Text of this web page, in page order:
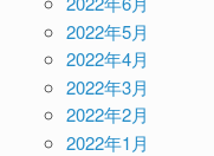
2022年5月
2022年4月
2022年3月
2022年2月
2022年1月